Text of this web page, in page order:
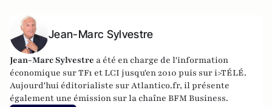
Jean-Marc Sylvestre
Jean-Marc Sylvestre a été en charge de l'information
économique sur TF1 et LCI jusqu'en 2010 puis sur i>TÉLÉ.
Aujourd'hui éditorialiste sur Atlantico.fr, il présente
également une émission sur la chaîne BFM Business.